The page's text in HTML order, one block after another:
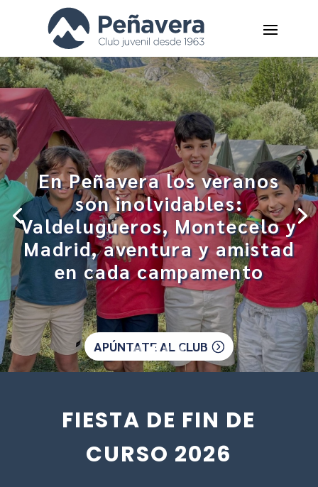
FIESTA DE FIN DE
CURSO 2026